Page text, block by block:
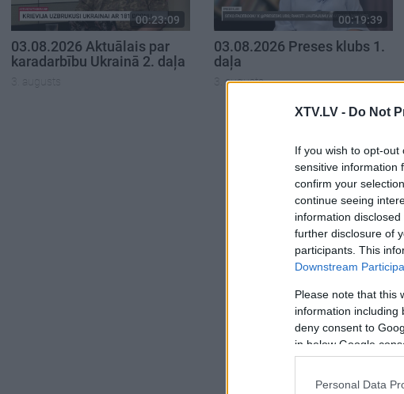
XTV.LV - Do Not
If you wish to opt-
sensitive information
confirm your
continue seeing
information
further disclosure of
participants. This
Downstream
Please note that this
information including
deny consent to
in below Google
Personal Data
00:23:09
03.08.2026 Aktuālais par
karadarbību Ukrainā 2. daļa
3. augusts
00:19:39
03.08.2026 Preses klubs 1.
daļa
3. augusts